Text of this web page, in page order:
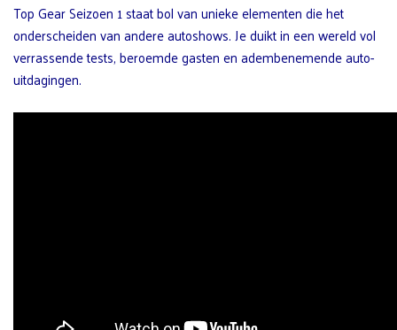
Top Gear Seizoen 1 staat bol van unieke elementen die het
onderscheiden van andere autoshows. Je duikt in een wereld vol
verrassende tests, beroemde gasten en adembenemende auto-
uitdagingen.